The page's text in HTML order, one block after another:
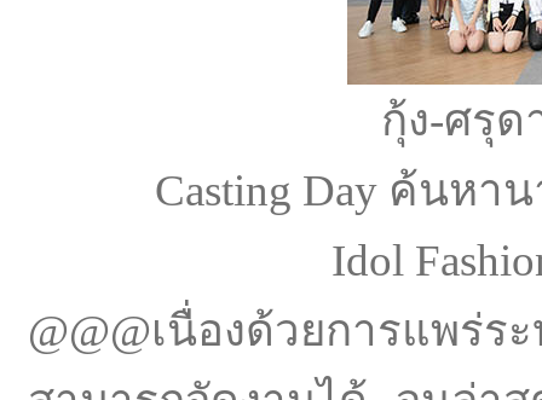
กุ้ง-ศรุด
Casting Day ค้นห
Idol
@@@เนื่องด้วยการแ